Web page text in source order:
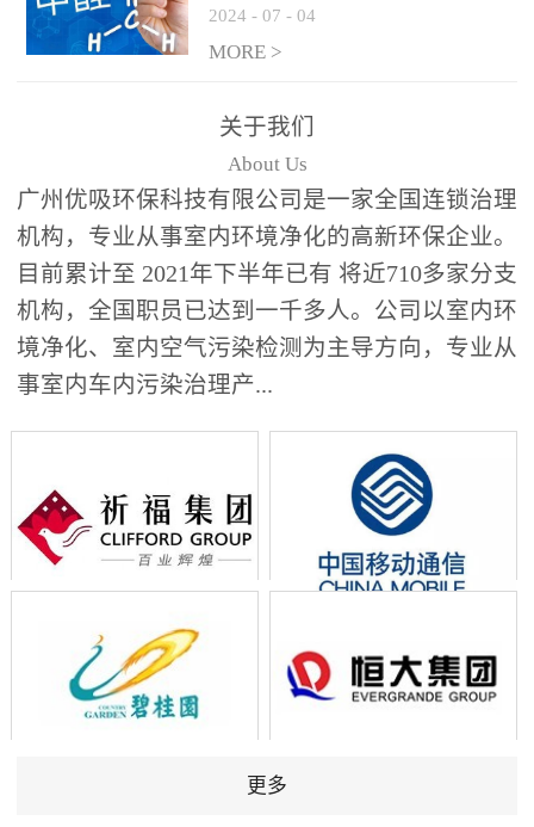
手”来袭，你的家安全吗？
2024 - 07 - 04
MORE >
关于我们
About Us
广州优吸环保科技有限公司是一家全国连锁治理
机构，专业从事室内环境净化的高新环保企业。
目前累计至 2021年下半年已有 将近710多家分支
机构，全国职员已达到一千多人。公司以室内环
境净化、室内空气污染检测为主导方向，专业从
事室内车内污染治理产...
更多